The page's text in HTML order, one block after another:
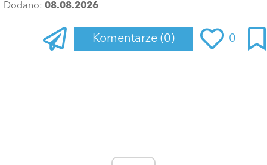
Dodano: 08.08.2026
Komentarze (0) 0